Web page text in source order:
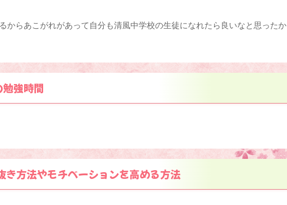
からあこがれがあって自分も清風中学校の生徒になれたら良いなと思ったか
強時間
き方法やモチベーションを高める方法